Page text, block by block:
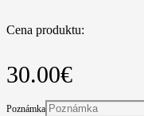
Cena produktu:
30.00€
Poznámka